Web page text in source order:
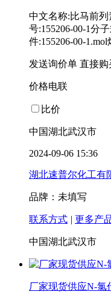
中文名称:比马前列
号:155206-00-1分
件:155206-00-
发送询价单 直接购
价格电联
比价
中国湖北武汉市
2024-09-06 15:36
湖北速普尔化工有
品牌：未填写
联系方式 | 更多产
中国湖北武汉市
厂家现货供应N-氯